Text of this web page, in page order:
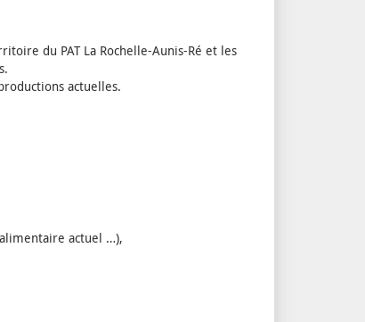
du PAT La Rochelle-Aunis-Ré et les
actuelles.
actuel …),